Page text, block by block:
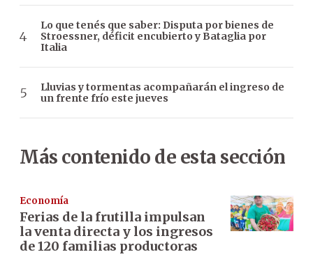
Lo que tenés que saber: Disputa por bienes de
Stroessner, déficit encubierto y Bataglia por
Italia
Lluvias y tormentas acompañarán el ingreso de
un frente frío este jueves
Más contenido de esta sección
Economía
Ferias de la frutilla impulsan
la venta directa y los ingresos
de 120 familias productoras